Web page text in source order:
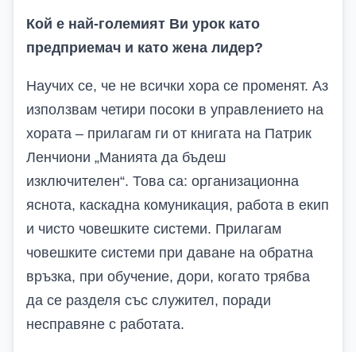
Кой е най-големият Ви урок като
предприемач и като жена лидер?
Научих се, че не всички хора се променят. Аз
използвам четири посоки в управлението на
хората – прилагам ги от книгата на Патрик
Ленчиони „Манията да бъдеш
изключителен“. Това са: организационна
яснота, каскадна комуникация, работа в екип
и чисто човешките системи. Прилагам
човешките системи при даване на обратна
връзка, при обучение, дори, когато трябва
да се разделя със служител, поради
несправяне с работата.